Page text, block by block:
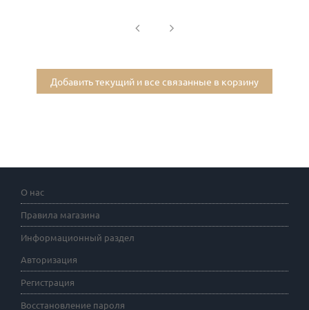
Добавить текущий и все связанные в корзину
О нас
Правила магазина
Информационный раздел
Авторизация
Регистрация
Восстановление пароля